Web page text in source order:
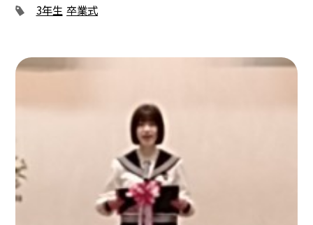
3年生 卒業式